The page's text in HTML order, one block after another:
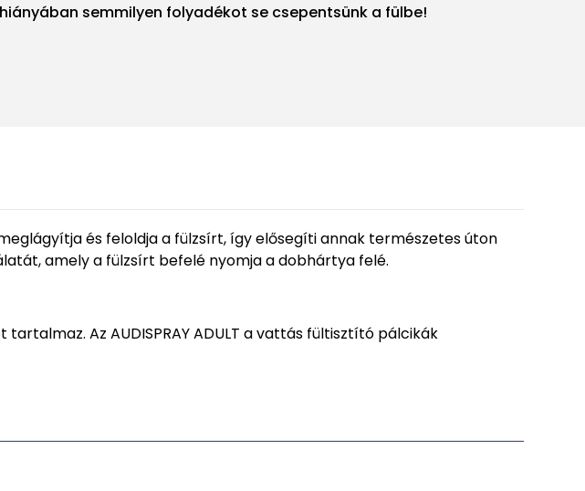
hiányában semmilyen folyadékot se csepentsünk a fülbe!
és feloldja a fülzsírt, így elősegíti annak természetes úton
amely a fülzsírt befelé nyomja a dobhártya felé.
Az AUDISPRAY ADULT a vattás fültisztító pálcikák